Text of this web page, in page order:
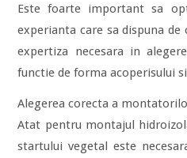
Este foarte important sa
experianta care sa dispuna
expertiza necesara in
functie de forma acoperisului
Alegerea corecta a
Atat pentru montajul
startului vegetal este